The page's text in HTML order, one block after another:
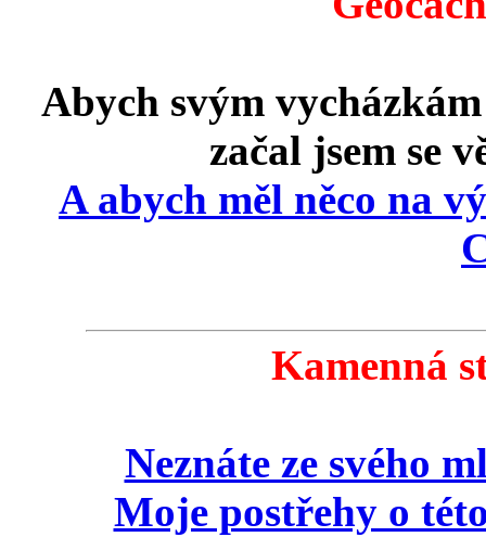
Abych svým
začal jsem se
A abych měl něco na
Kamenná
Neznáte ze svého
Moje postřehy o